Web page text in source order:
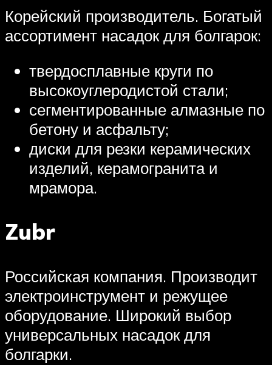
Корейский производитель. Богатый
ассортимент насадок для болгарок:
твердосплавные круги по
высокоуглеродистой стали;
сегментированные алмазные по
бетону и асфальту;
диски для резки керамических
изделий, керамогранита и
мрамора.
Zubr
Российская компания. Производит
электроинструмент и режущее
оборудование. Широкий выбор
универсальных насадок для
болгарки.